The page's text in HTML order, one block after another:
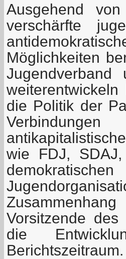
Ausgehend
verschärfte
Möglichkeiten
die Politik der
wie FDJ,
Vorsitzende
die
Berichtszeitraum.